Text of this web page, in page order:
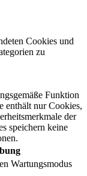
Cookies und
zu
Funktion
enthält nur Cookies,
der
speichern keine
Wartungsmodus